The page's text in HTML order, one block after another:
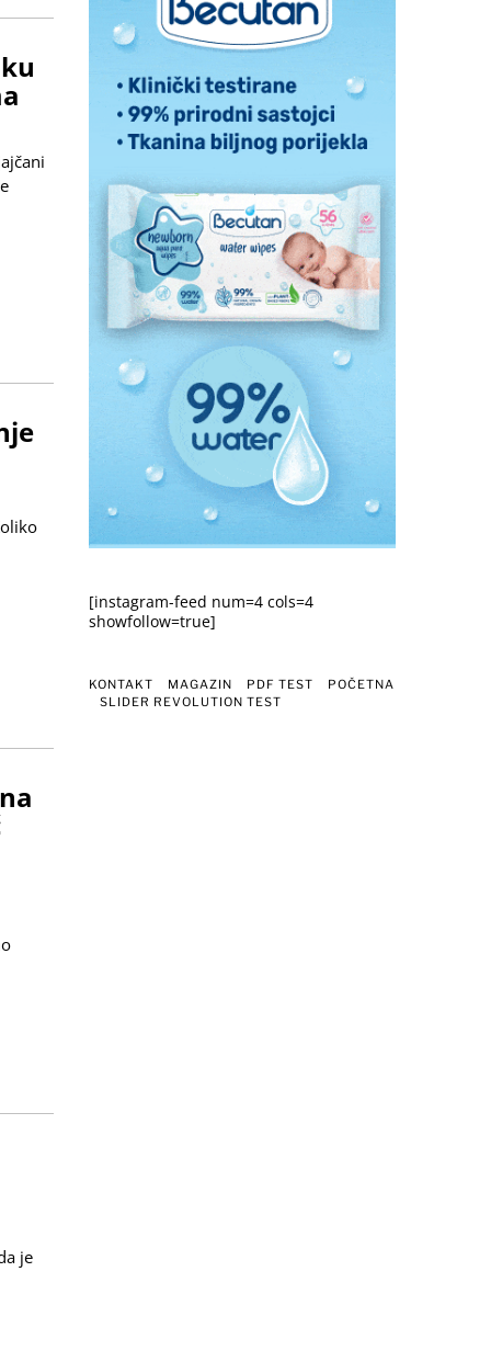
je
[instagram-feed num=4 cols=4
showfollow=true]
KONTAKT MAGAZIN PDF TEST
POČETNA
SLIDER REVOLUTION TEST